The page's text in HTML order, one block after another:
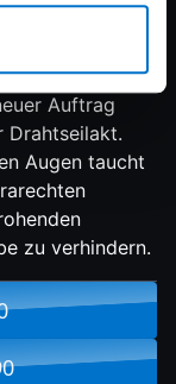
ein
wie seine
Auftrag
Drahtseilakt.
Augen taucht
zu verhindern.